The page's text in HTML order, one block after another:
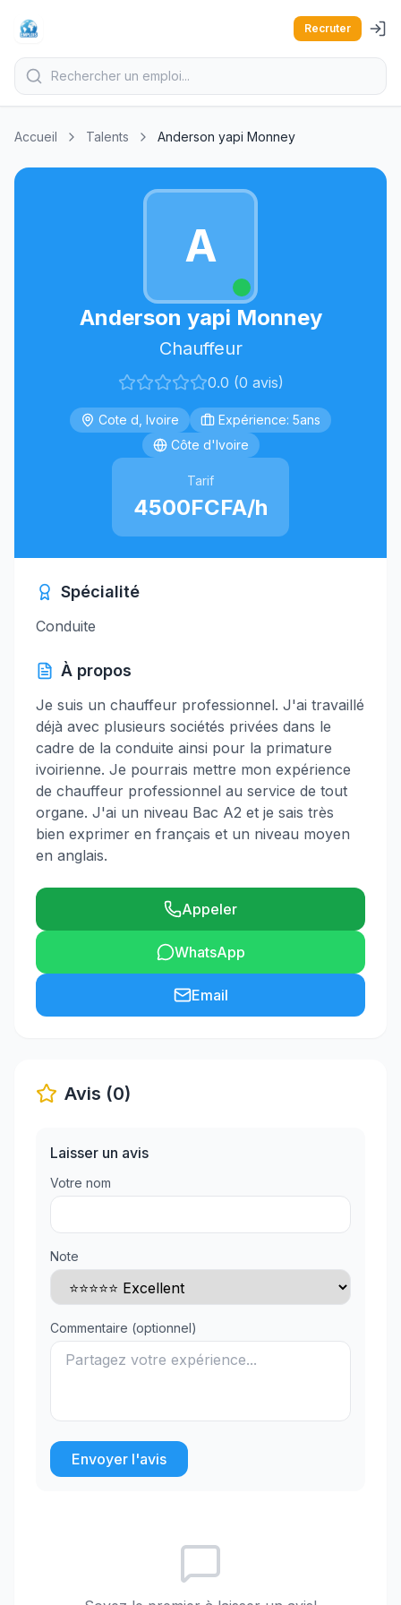
Recruter
Accueil Talents Anderson yapi Monney
A
Anderson yapi Monney
Chauffeur
0.0 (0 avis)
Cote d, Ivoire
Expérience: 5ans
Côte d'Ivoire
Tarif
4500FCFA/h
Spécialité
Conduite
À propos
Je suis un chauffeur professionnel. J'ai travaillé
déjà avec plusieurs sociétés privées dans le
cadre de la conduite ainsi pour la primature
ivoirienne. Je pourrais mettre mon expérience
de chauffeur professionnel au service de tout
organe. J'ai un niveau Bac A2 et je sais très
bien exprimer en français et un niveau moyen
en anglais.
Appeler
WhatsApp
Email
Avis (0)
Laisser un avis
Votre nom
Note
Commentaire (optionnel)
Envoyer l'avis